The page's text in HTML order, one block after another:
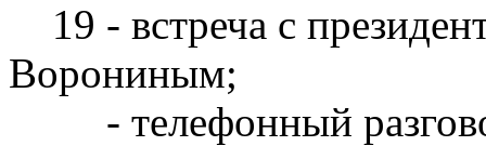
19 - встреча с
Ворониным;
- телефонный